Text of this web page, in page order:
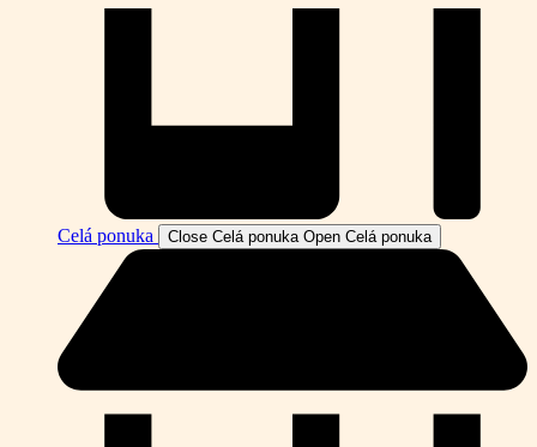
Celá ponuka Close Celá ponuka Open Celá ponuka